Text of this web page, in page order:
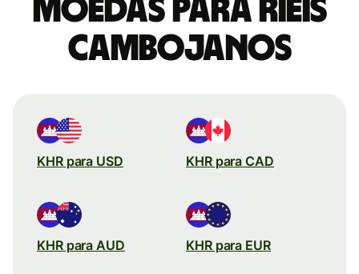
moedas para Riéis
cambojanos
KHR para USD KHR para CAD
KHR para AUD KHR para EUR